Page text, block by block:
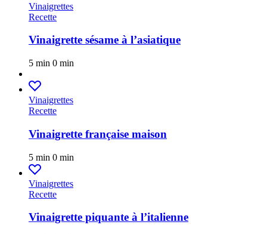
Vinaigrettes
Recette
Vinaigrette sésame à l’asiatique
5 min 0 min
Vinaigrettes
Recette
Vinaigrette française maison
5 min 0 min
Vinaigrettes
Recette
Vinaigrette piquante à l’italienne